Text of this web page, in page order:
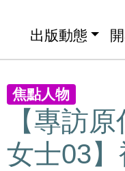
出版動態
焦點人物
【專訪
女士03